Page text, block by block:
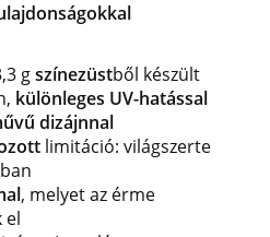
gszínezüstből készült
különleges UV-hatással
dizájnnal
limitáció: világszerte
, melyet az érme
el